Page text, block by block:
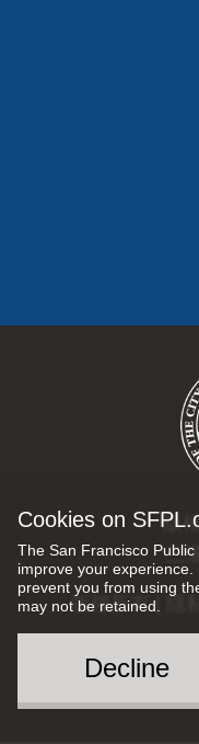
Cookies on
The San Francisco
improve your
prevent you from using
may not be retained.
Decline
版
三
版權所有 |
Social
Menu